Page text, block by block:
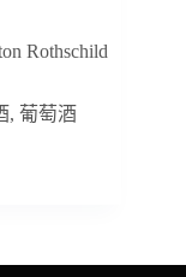
Rothschild
,葡萄酒